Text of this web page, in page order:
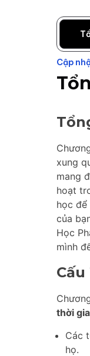
Cập
xung
mang
hoạt
học để
của
Học
mình
thời
Các
họ.